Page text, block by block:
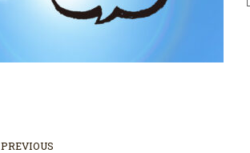
PREVIOUS